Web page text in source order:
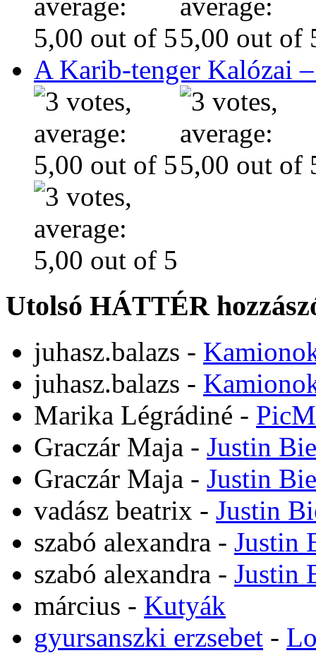
A Karib-tenger Kalózai
Utolsó HÁTTÉR
juhasz.balazs -
juhasz.balazs -
Marika Légrádiné -
Graczár Maja - Justin
Graczár Maja - Justin
vadász beatrix - Justin
szabó alexandra - Justin
szabó alexandra - Justin
március - Kutyák
gyursanszki erzsebet -